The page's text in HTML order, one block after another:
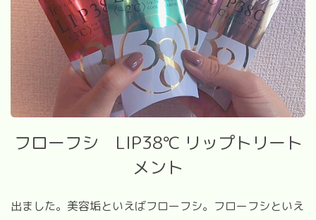
フローフシ LIP38℃ リップトリート
メント
出ました。美容垢といえばフローフシ。フローフシといえ